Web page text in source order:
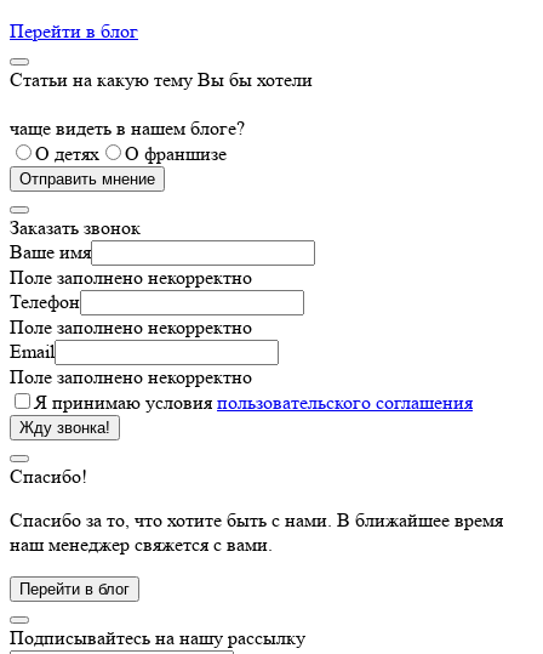
Перейти в блог
Статьи на какую тему Вы бы хотели
чаще видеть в нашем блоге?
О детях
О франшизе
Отправить мнение
Заказать звонок
Ваше имя
Поле заполнено некорректно
Телефон
Поле заполнено некорректно
Email
Поле заполнено некорректно
Я принимаю условия пользовательского соглашения
Жду звонка!
Спасибо!
Спасибо за то, что хотите быть с нами. В ближайшее время
наш менеджер свяжется с вами.
Подписывайтесь на нашу рассылку